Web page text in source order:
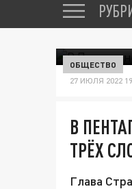
ОБЩЕСТВО
27 ИЮЛЯ 2022
В
ТРЁХ
Глава